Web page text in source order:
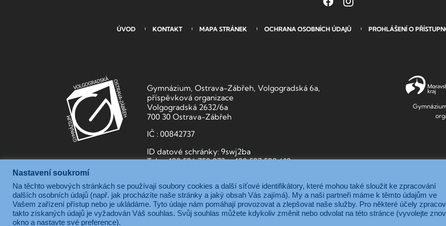
ÚVOD KONTAKT MAPA STRÁNEK OCHRANA OSOBNÍCH ÚDAJŮ PROHLÁŠENÍ O
Gymnázium, Ostrava-Zábřeh, Volgogradská 6a,
příspěvková organizace
Volgogradská 2632/6a
700 30 Ostrava-Zábřeh
IČ : 00842737
ID datové schránky: 9swj2ba
Tel.: +420 596 750 873, +420 597 582 610
Nastavení soukromí
Na těchto webových stránkách se používají soubory cookies a další síťové identifikátory, které mohou také sloužit ke zpracování
dalších osobních údajů (např. jak procházíte naše stránky a jaký obsah Vás zajímá). My a naši partneři máme k těmto údajům ve
Vašem zařízení přístup nebo je ukládáme. Tyto údaje nám pomáhají provozovat a zlepšovat naše služby. Pro některé účely
takto získaných údajů je vyžadován Váš souhlas. Svůj souhlas můžete kdykoliv změnit nebo odvolat na této stránce (vyvolejte
okno a nastavte své preference).